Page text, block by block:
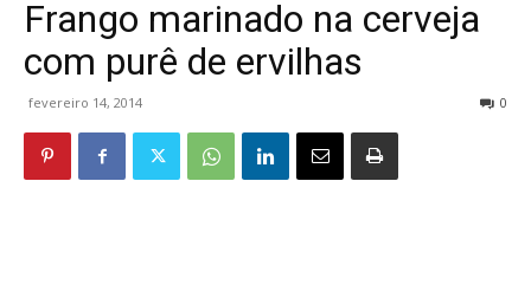
Frango marinado na cerveja
com purê de ervilhas
fevereiro 14, 2014 0